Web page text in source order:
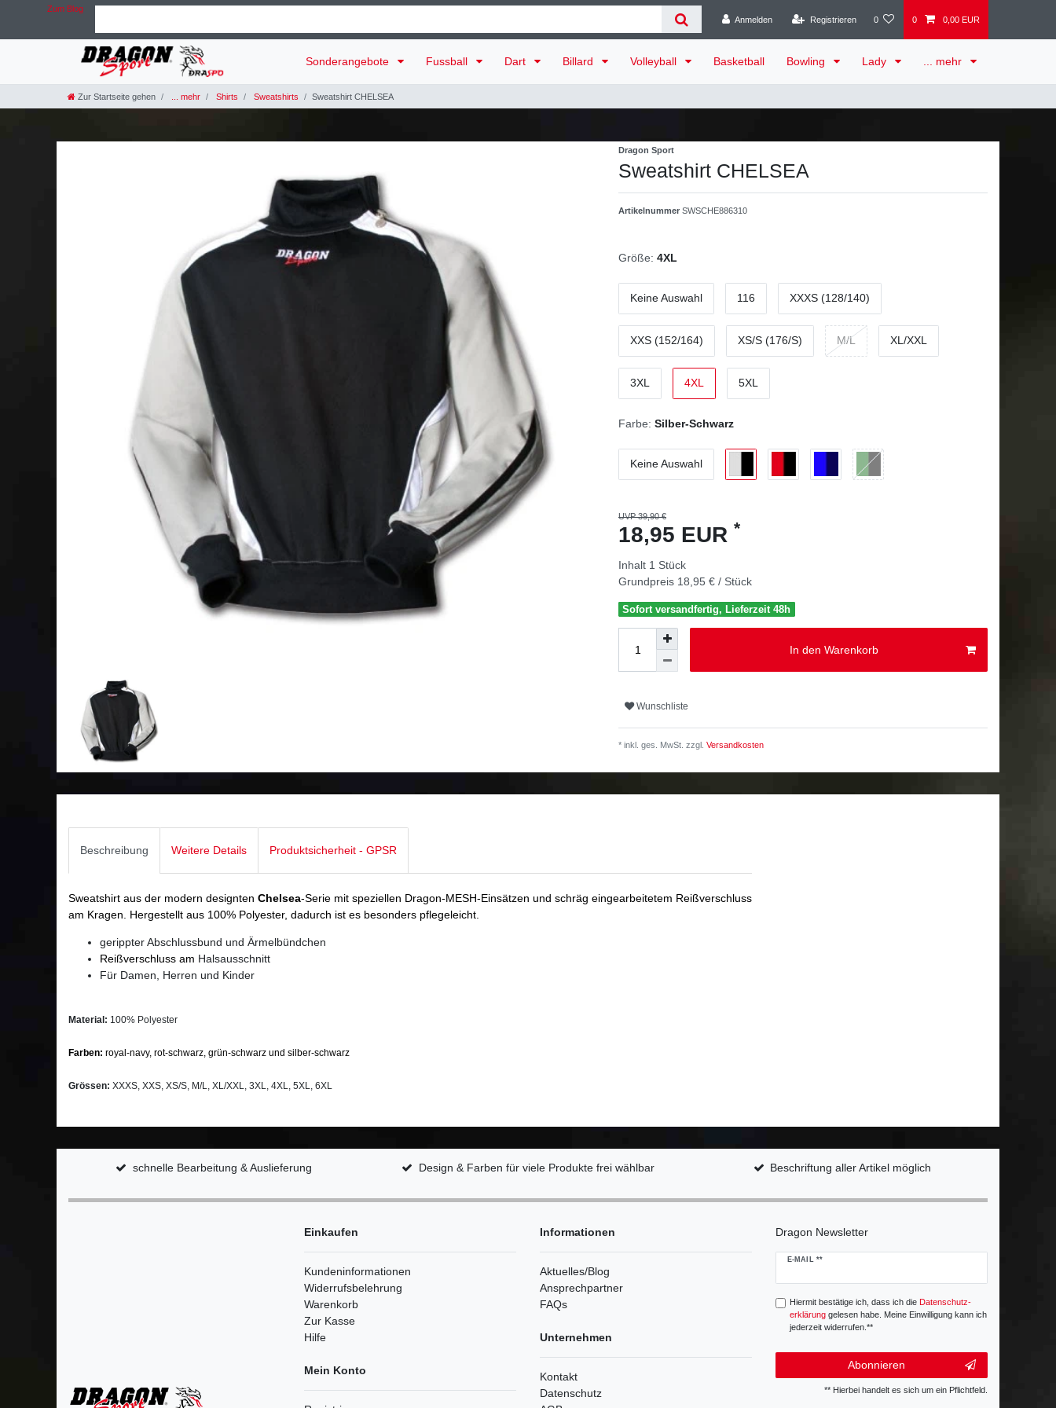
Zum Blog
Anmelden
Registrieren 0 0 0,00 EUR
Sonderangebote Fussball Dart Billard Volleyball Basketball Bowling Lady ... mehr
Zur Startseite gehen ... mehr Shirts Sweatshirts Sweatshirt CHELSEA
Dragon Sport
Sweatshirt CHELSEA
Artikelnummer SWSCHE886310
Größe: 4XL
Keine Auswahl 116 XXXS (128/140)
XXS (152/164) XS/S (176/S) M/L XL/XXL
3XL 4XL 5XL
Farbe: Silber-Schwarz
Keine Auswahl
UVP 39,90 €
18,95 EUR *
Inhalt 1 Stück
Grundpreis 18,95 € / Stück
Sofort versandfertig, Lieferzeit 48h
In den Warenkorb
Wunschliste
* inkl. ges. MwSt. zzgl. Versandkosten
Beschreibung Weitere Details Produktsicherheit - GPSR
Sweatshirt aus der modern designten Chelsea-Serie mit speziellen Dragon-MESH-Einsätzen und schräg eingearbeitetem Reißverschluss
am Kragen. Hergestellt aus 100% Polyester, dadurch ist es besonders pflegeleicht.
gerippter Abschlussbund und Ärmelbündchen
Reißverschluss am Halsausschnitt
Für Damen, Herren und Kinder
Material: 100% Polyester
Farben: royal-navy, rot-schwarz, grün-schwarz und silber-schwarz
Grössen: XXXS, XXS, XS/S, M/L, XL/XXL, 3XL, 4XL, 5XL, 6XL
schnelle Bearbeitung & Auslieferung Design & Farben für viele Produkte frei wählbar Beschriftung aller Artikel möglich
Einkaufen
Kundeninformationen
Widerrufsbelehrung
Warenkorb
Zur Kasse
Hilfe
Mein Konto
Informationen
Aktuelles/Blog
Ansprechpartner
FAQs
Unternehmen
Kontakt
Datenschutz
Dragon Newsletter
E-MAIL **
Newsletter
Hiermit bestätige ich, dass ich die Daten­schutz­
erklärunggelesen habe. Meine Einwilligung kann ich
jederzeit widerrufen.**
Abonnieren
** Hierbei handelt es sich um ein Pflichtfeld.